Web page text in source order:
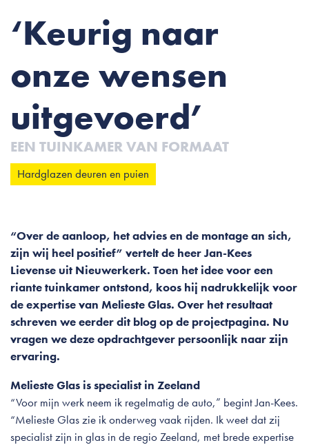
‘Keurig naar
onze wensen
uitgevoerd’
EEN TUINKAMER VAN FORMAAT
Hardglazen deuren en puien
“Over de aanloop, het advies en de montage an sich,
zijn wij heel positief” vertelt de heer Jan-Kees
Lievense uit Nieuwerkerk. Toen het idee voor een
riante tuinkamer ontstond, koos hij nadrukkelijk voor
de expertise van Melieste Glas. Over het resultaat
schreven we eerder dit blog op de projectpagina. Nu
vragen we deze opdrachtgever persoonlijk naar zijn
ervaring.
Melieste Glas is specialist in Zeeland
“Voor mijn werk neem ik regelmatig de auto,” begint Jan-Kees.
“Melieste Glas zie ik onderweg vaak rijden. Ik weet dat zij
specialist zijn in glas in de regio Zeeland, met brede expertise